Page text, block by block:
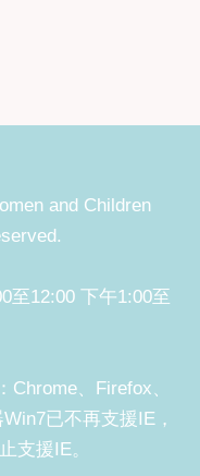
and Children
至12:00 下午1:00至
、Firefox、
已不再支援IE，
支援IE。